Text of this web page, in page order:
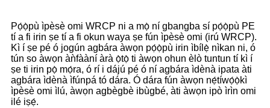
Pọ́ọ̀pù ìpèsè omi WRCP ni a mọ̀ ní gbangba sí pọ́ọ̀pù PE
tí a fi irin ṣe tí a fi okun waya ṣe fún ìpèsè omi (irú WRCP).
Kì í ṣe pé ó jogún agbára àwọn pọ́ọ̀pù irin ìbílẹ̀ nìkan ni, ó
tún so àwọn àǹfààní àrà ọ̀tọ̀ ti àwọn ohun èlò tuntun tí kì í
ṣe ti irin pọ̀ mọ́ra, ó rí i dájú pé ó ní agbára ìdènà ipata àti
agbára ìdènà ìfúnpá tó dára. Ó dára fún àwọn nẹ́tíwọ́ọ̀kì
ìpèsè omi ìlú, àwọn agbègbè ibùgbé, àti àwọn ipò ìrìn omi
ilé iṣẹ́.